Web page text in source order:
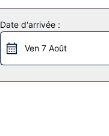
Date d'arrivée :
Ven 7 Août